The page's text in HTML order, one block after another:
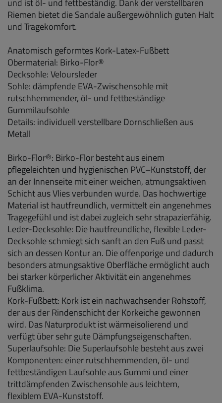
Riemen bietet die Sandale außergewöhnlich guten Halt
und Tragekomfort.
Anatomisch geformtes Kork-Latex-Fußbett
Obermaterial: Birko-Flor®
Decksohle: Veloursleder
Sohle: dämpfende EVA-Zwischensohle mit
rutschhemmender, öl- und fettbeständige
Gummilaufsohle
Details: individuell verstellbare Dornschließen aus
Metall
Birko-Flor®: Birko-Flor besteht aus einem
pflegeleichten und hygienischen PVC–Kunststoff, der
an der Innenseite mit einer weichen, atmungsaktiven
Schicht aus Vlies verbunden wurde. Das hochwertige
Material ist hautfreundlich, vermittelt ein angenehmes
Tragegefühl und ist dabei zugleich sehr strapazierfähig.
Leder-Decksohle: Die hautfreundliche, flexible Leder-
Decksohle schmiegt sich sanft an den Fuß und passt
sich an dessen Kontur an. Die offenporige und dadurch
besonders atmungsaktive Oberfläche ermöglicht auch
bei starker körperlicher Aktivität ein angenehmes
Fußklima.
Kork-Fußbett: Kork ist ein nachwachsender Rohstoff,
der aus der Rindenschicht der Korkeiche gewonnen
wird. Das Naturprodukt ist wärmeisolierend und
verfügt über sehr gute Dämpfungseigenschaften.
Superlaufsohle: Die Superlaufsohle besteht aus zwei
Komponenten: einer rutschhemmenden, öl- und
fettbeständigen Laufsohle aus Gummi und einer
trittdämpfenden Zwischensohle aus leichtem,
flexiblem EVA-Kunststoff.